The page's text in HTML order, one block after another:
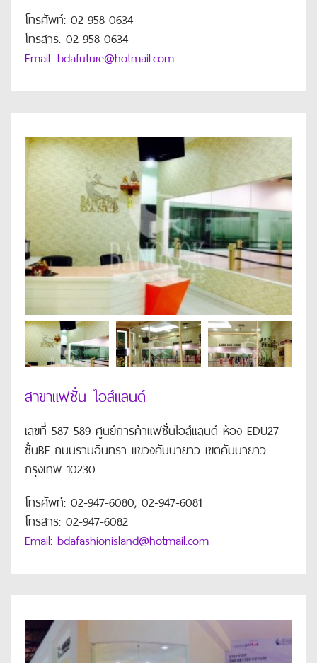
โทรศัพท์: 02-958-0634
โทรสาร: 02-958-0634
Email: bdafuture@hotmail.com
สาขาแฟชั่น ไอส์แลนด์
เลขที่ 587 589 ศูนย์การค้าแฟชั่นไอส์แลนด์ ห้อง EDU27
ชั้นBF ถนนรามอินทรา แขวงคันนายาว เขตคันนายาว
กรุงเทพ 10230
โทรศัพท์: 02-947-6080, 02-947-6081
โทรสาร: 02-947-6082
Email: bdafashionisland@hotmail.com